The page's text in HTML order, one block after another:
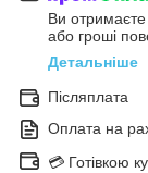
Ви
або гроші
Детальніше
Післяплата
Оплата на
💳 Готівкою